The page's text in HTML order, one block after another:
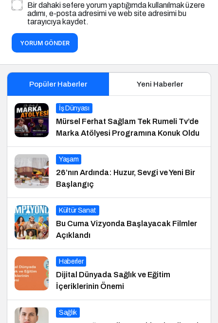
Bir dahaki sefere yorum yaptığımda kullanılmak üzere
adımı, e-posta adresimi ve web site adresimi bu
tarayıcıya kaydet.
YORUM GÖNDER
Popüler Haberler Yeni Haberler
İş Dünyası
Mürsel Ferhat Sağlam Tek Rumeli Tv’de
Marka Atölyesi Programına Konuk Oldu
Yaşam
26’nın Ardında: Huzur, Sevgi ve Yeni Bir
Başlangıç
Kültür Sanat
Bu Cuma Vizyonda Başlayacak Filmler
Açıklandı
Haberler
Dijital Dünyada Sağlık ve Eğitim
İçeriklerinin Önemi
Sağlık